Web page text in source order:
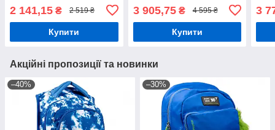
2 141,15 ₴ 2 519 ₴
Купити
3 905,75₴ 4 595 ₴
Купити
3
Акційні пропозиції та новинки
–40% –30%